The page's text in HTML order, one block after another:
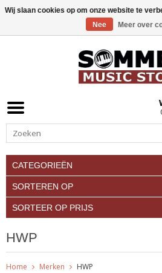
CATEGORIEËN
SORTEREN OP
SORTEER OP PRIJS
HWP
Home Merken HWP
Wij slaan cookies op om onze website te
Nee
Meer over